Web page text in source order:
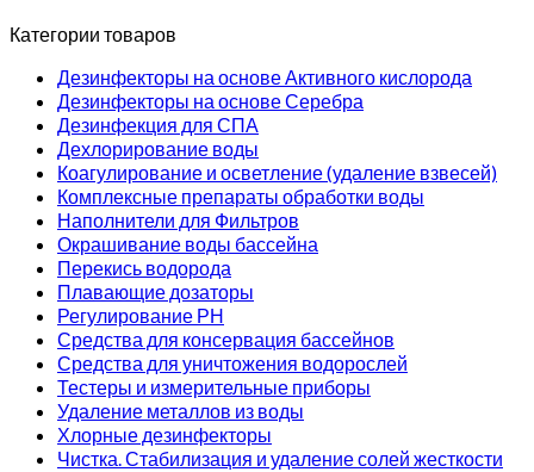
Категории товаров
Дезинфекторы на основе Активного кислорода
Дезинфекторы на основе Серебра
Дезинфекция для СПА
Дехлорирование воды
Коагулирование и осветление (удаление взвесей)
Комплексные препараты обработки воды
Наполнители для Фильтров
Окрашивание воды бассейна
Перекись водорода
Плавающие дозаторы
Регулирование РН
Средства для консервация бассейнов
Средства для уничтожения водорослей
Тестеры и измерительные приборы
Удаление металлов из воды
Хлорные дезинфекторы
Чистка. Стабилизация и удаление солей жесткости